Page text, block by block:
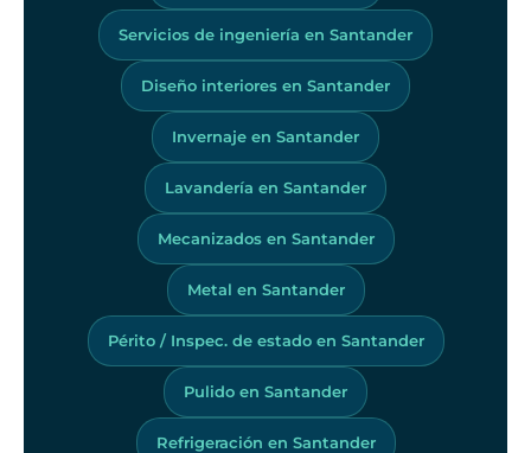
Servicios de ingeniería en Santander
Diseño interiores en Santander
Invernaje en Santander
Lavandería en Santander
Mecanizados en Santander
Metal en Santander
Périto / Inspec. de estado en Santander
Pulido en Santander
Refrigeración en Santander